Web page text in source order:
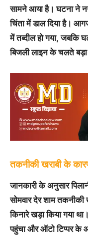
सामने आया है। घटना ने
चिंता में डाल दिया है।
में तब्दील हो गया, जबकि
बिजली लाइन के चलते बड़ा
तकनीकी खराबी के
जानकारी के अनुसार
सोमवार देर शाम
किनारे खड़ा किया गया
पहुंचा और ऑटो टिप्पर के